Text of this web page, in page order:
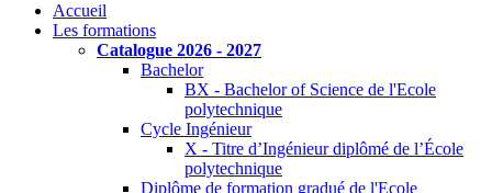
Accueil
Les formations
Catalogue 2026 - 2027
Bachelor
BX - Bachelor of Science de l'Ecole
polytechnique
Cycle Ingénieur
X - Titre d’Ingénieur diplômé de l’École
polytechnique
Diplôme de formation gradué de l'Ecole